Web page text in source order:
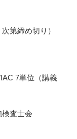
締め切り）
7単位（講義
査士会